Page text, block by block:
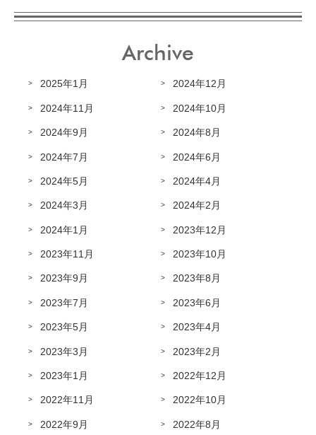
Archive
2025年1月 2024年12月
2024年11月 2024年10月
2024年9月 2024年8月
2024年7月 2024年6月
2024年5月 2024年4月
2024年3月 2024年2月
2024年1月 2023年12月
2023年11月 2023年10月
2023年9月 2023年8月
2023年7月 2023年6月
2023年5月 2023年4月
2023年3月 2023年2月
2023年1月 2022年12月
2022年11月 2022年10月
2022年9月 2022年8月